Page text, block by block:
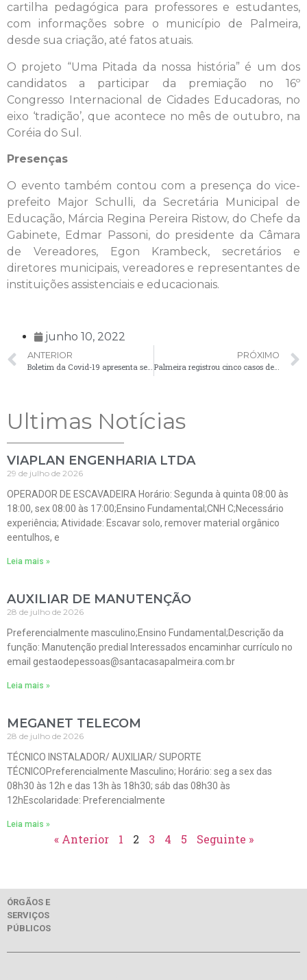
cartilha pedagógica para professores e estudantes,
com informações sobre o município de Palmeira,
desde sua criação, até fatos atuais.
O projeto “Uma Pitada da nossa história” é um dos
candidatos a participar da premiação no 16º
Congresso Internacional de Cidades Educadoras, no
eixo ‘tradição’, que acontece no mês de outubro, na
Coréia do Sul.
Presenças
O evento também contou com a presença do vice-
prefeito Major Schulli, da Secretária Municipal de
Educação, Márcia Regina Pereira Ristow, do Chefe da
Gabinete, Edmar Passoni, do presidente da Câmara
de Vereadores, Egon Krambeck, secretários e
diretores municipais, vereadores e representantes de
instituições assistenciais e educacionais.
junho 10, 2022
ANTERIOR
Boletim da Covid-19 apresenta seis casos em Palmeira nesta quinta-feira (9)
PRÓXIMO
Palmeira registrou cinco casos de Covid-19 nesta sexta-feira (10)
Ultimas Notícias
VIAPLAN ENGENHARIA LTDA
29 de julho de 2026
OPERADOR DE ESCAVADEIRA Horário: Segunda à quinta 08:00 às
18:00, sex 08:00 às 17:00;Ensino Fundamental;CNH C;Necessário
experiência; Atividade: Escavar solo, remover material orgânico
eentulhos, e
Leia mais »
AUXILIAR DE MANUTENÇÃO
28 de julho de 2026
Preferencialmente masculino;Ensino Fundamental;Descrição da
função: Manutenção predial Interessados encaminhar currículo no
email gestaodepessoas@santacasapalmeira.com.br
Leia mais »
MEGANET TELECOM
28 de julho de 2026
TÉCNICO INSTALADOR/ AUXILIAR/ SUPORTE
TÉCNICOPreferencialmente Masculino; Horário: seg a sex das
08h30 às 12h e das 13h às 18h30; sáb das 08h30 às
12hEscolaridade: Preferencialmente
Leia mais »
« Anterior 1 2 3 4 5 Seguinte »
ÓRGÃOS E
SERVIÇOS
PÚBLICOS